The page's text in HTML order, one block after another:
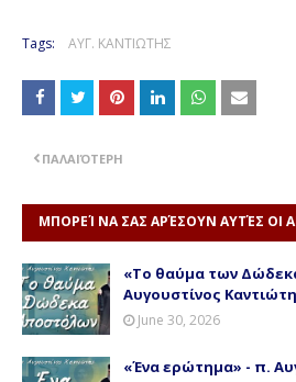
Tags: ΑΥΓ. ΚΑΝΤΙΩΤΗΣ
ΠΑΛΑΙΌΤΕΡΗ
ΜΠΟΡΕΊ ΝΑ ΣΑΣ ΑΡΈΣΟΥΝ ΑΥΤΈΣ ΟΙ
«Το θαύμα των
Αυγουστίνος
June 30, 2026
«Ένα ερώτημα» - π.